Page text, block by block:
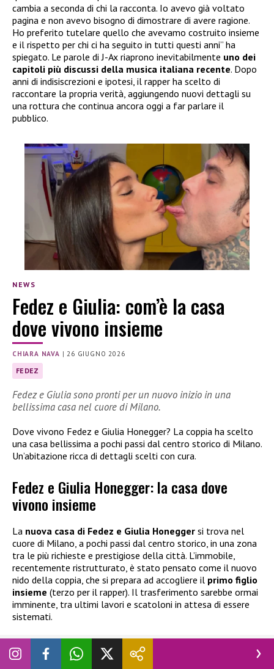
cambia a seconda di chi la racconta. Io avevo già voltato
pagina e non avevo bisogno di dimostrare di avere ragione.
Ho preferito tutelare quello che avevamo costruito insieme
e il rispetto per chi ci ha seguito in tutti questi anni” ha
spiegato. Le parole di J-Ax riaprono inevitabilmente uno dei
capitoli più discussi della musica italiana recente. Dopo
anni di indisiscrezioni e ipotesi, il rapper ha scelto di
raccontare la propria verità, aggiungendo nuovi dettagli su
una rottura che continua ancora oggi a far parlare il
pubblico.
NEWS
Fedez e Giulia: com’è la casa
dove vivono insieme
CHIARA NAVA | 26 GIUGNO 2026
FEDEZ
Fedez e Giulia sono pronti per un nuovo inizio in una
bellissima casa nel cuore di Milano.
Dove vivono Fedez e Giulia Honegger? La coppia ha scelto
una casa bellissima a pochi passi dal centro storico di Milano.
Un’abitazione ricca di dettagli scelti con cura.
Fedez e Giulia Honegger: la casa dove
vivono insieme
La nuova casa di Fedez e Giulia Honegger si trova nel
cuore di Milano, a pochi passi dal centro storico, in una zona
tra le più richieste e prestigiose della città. L’immobile,
recentemente ristrutturato, è stato pensato come il nuovo
nido della coppia, che si prepara ad accogliere il primo figlio
insieme (terzo per il rapper). Il trasferimento sarebbe ormai
imminente, tra ultimi lavori e scatoloni in attesa di essere
sistemati.